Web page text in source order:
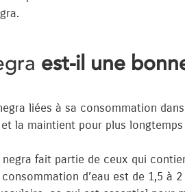
est-il une
liées à sa consommation
la maintient pour plus
fait partie de ceux qui
d’eau est de 1,5 à